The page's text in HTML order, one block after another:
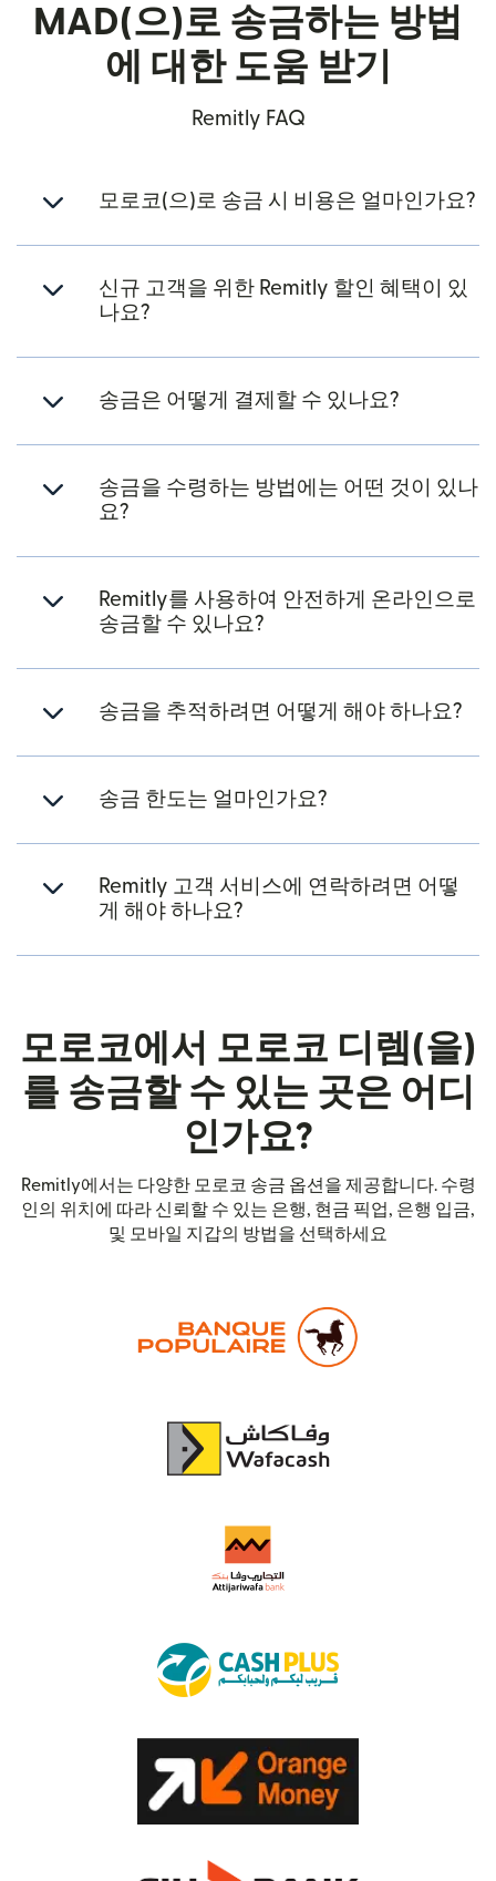
MAD(으)로 송금하는 방법
에 대한 도움 받기
Remitly FAQ
모로코(으)로 송금 시 비용은 얼마인가요?
신규 고객을 위한 Remitly 할인 혜택이 있
나요?
송금은 어떻게 결제할 수 있나요?
송금을 수령하는 방법에는 어떤 것이 있나
요?
Remitly를 사용하여 안전하게 온라인으로
송금할 수 있나요?
송금을 추적하려면 어떻게 해야 하나요?
송금 한도는 얼마인가요?
Remitly 고객 서비스에 연락하려면 어떻
게 해야 하나요?
모로코에서 모로코 디렘(을)
를 송금할 수 있는 곳은 어디
인가요?
Remitly에서는 다양한 모로코 송금 옵션을 제공합니다. 수령
인의 위치에 따라 신뢰할 수 있는 은행, 현금 픽업, 은행 입금,
및 모바일 지갑의 방법을 선택하세요